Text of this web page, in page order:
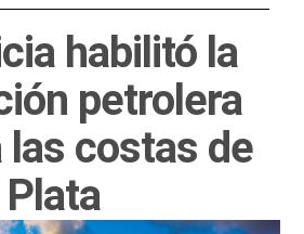
habilitó la
petrolera
costas de